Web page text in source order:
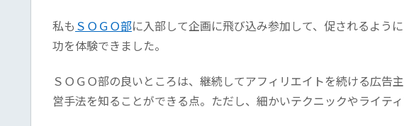
私も ＳＯＧＯ部に入部して企画に飛び込み参加して、促されるよう
功を体験できました。
ＳＯＧＯ部の良いところは、継続してアフィリエイトを続ける広告
営手法を知ることができる点。ただし、細かいテクニックやライテ